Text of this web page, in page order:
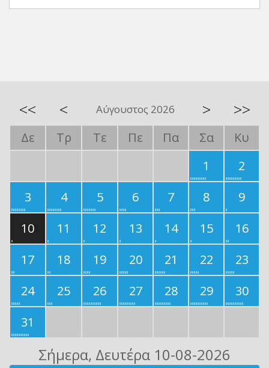
<< < Αύγουστος 2026 > >>
Δε Τρ Τε Πε Πα Σα
Κυ
1
2
3
4 5 6 7 8
9
10
11 12 13 14 15
16
17
18 19 20 21 22
23
24
25 26 27 28 29
30
31
Σήμερα, Δευτέρα 10-08-2026